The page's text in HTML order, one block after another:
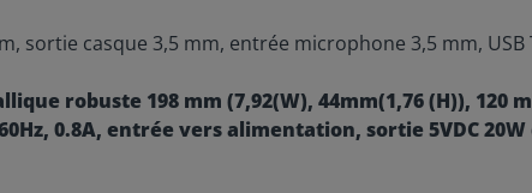
sortie casque 3,5 mm, entrée microphone 3,5 mm,
robuste 198 mm (7,92(W), 44mm(1,76 (H)), 120
0.8A, entrée vers alimentation, sortie 5VDC